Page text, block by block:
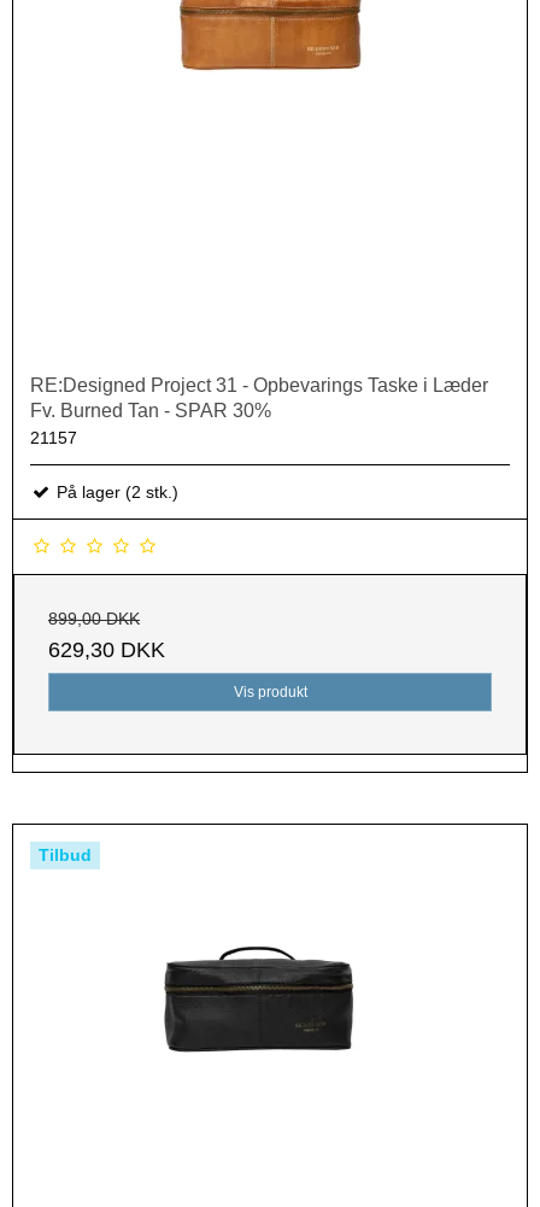
RE:Designed Project 31 - Opbevarings Taske i Læder
Fv. Burned Tan - SPAR 30%
21157
På lager (2 stk.)
899,00 DKK
629,30 DKK
Vis produkt
Tilbud